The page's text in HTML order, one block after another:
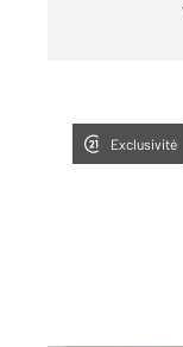
Exclusivité